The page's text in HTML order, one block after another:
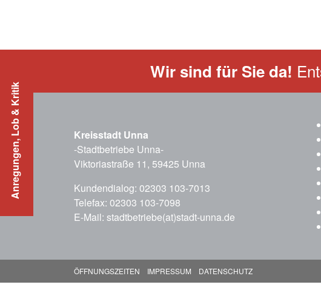
Wir sind für Sie da!
Kreisstadt Unna
-Stadtbetriebe Unna-
Viktoriastraße 11, 59425 Unna
Kundendialog: 02303 103-7013
Telefax: 02303 103-7098
E-Mail: stadtbetriebe(at)stadt-unna.de
ÖFFNUNGSZEITEN IMPRESSUM DATENSCHUTZ
Anregungen, Lob & Kritik